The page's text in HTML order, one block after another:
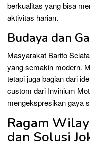
berkualitas yang bisa
aktivitas harian.
Budaya dan
Masyarakat Barito
yang semakin modern.
tetapi juga bagian dari
custom dari Invinium
mengekspresikan gaya
Ragam
dan Solusi